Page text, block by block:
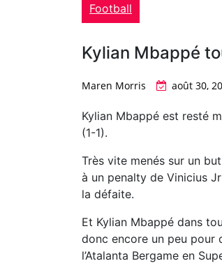
Football
Kylian Mbappé
Maren Morris août 30,
Kylian Mbappé est resté
(1-1).
Très vite menés sur un
à un penalty de Vinicius
la défaite.
Et Kylian Mbappé dans
donc encore un peu pour
l’Atalanta Bergame en